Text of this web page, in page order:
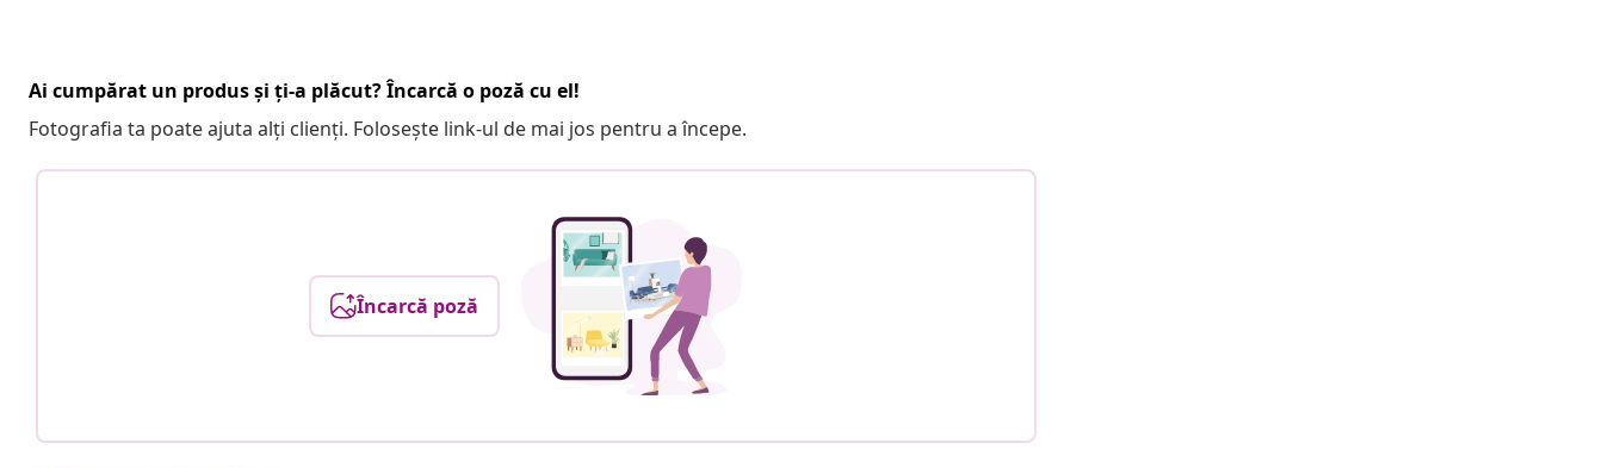
Ai cumpărat un produs și ți-a plăcut? Încarcă o poză cu el!
Fotografia ta poate ajuta alți clienți. Folosește link-ul de mai jos pentru a începe.
Încarcă poză